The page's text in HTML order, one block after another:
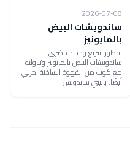
2026-07-08
ساندويشات البيض
بالمايونيز
لفطور سريع وجديد حضري
ساندويشات البيض بالمايونيز وتناوليه
مع كوب من القهوة الساخنة. جربي
أيضًا: بانيني ساندوتش